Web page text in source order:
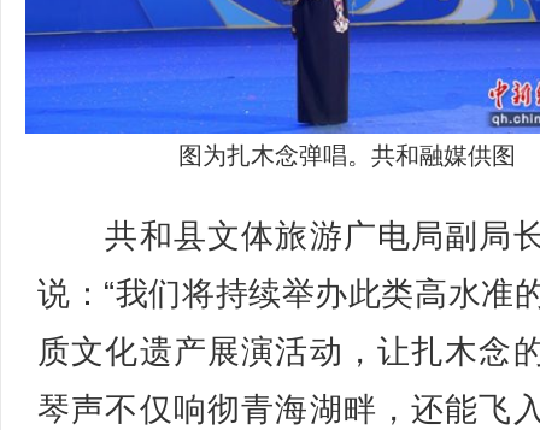
图为扎木念弹唱。共和融媒供图
共和县文体旅游广电局副局
说：“我们将持续举办此类高水准
质文化遗产展演活动，让扎木念
琴声不仅响彻青海湖畔，还能飞